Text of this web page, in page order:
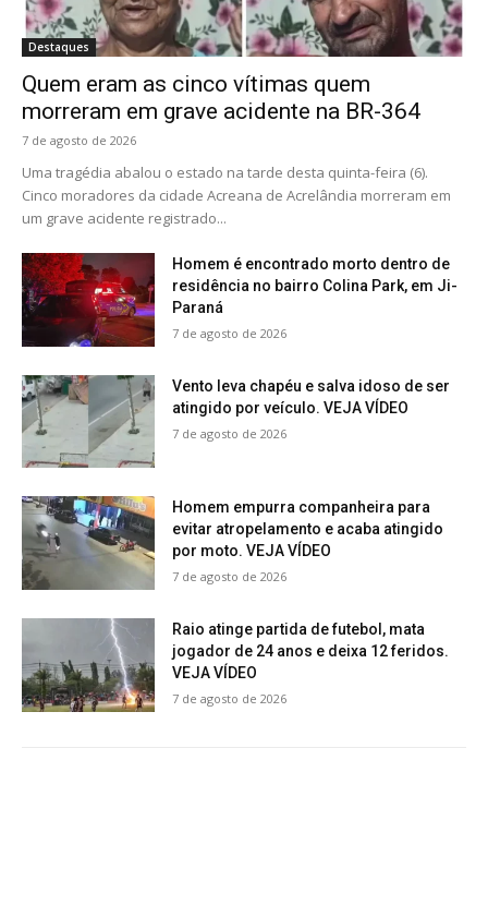
Destaques
Quem eram as cinco vítimas quem
morreram em grave acidente na BR-364
7 de agosto de 2026
Uma tragédia abalou o estado na tarde desta quinta-feira (6).
Cinco moradores da cidade Acreana de Acrelândia morreram em
um grave acidente registrado...
Homem é encontrado morto dentro de
residência no bairro Colina Park, em Ji-
Paraná
7 de agosto de 2026
Vento leva chapéu e salva idoso de ser
atingido por veículo. VEJA VÍDEO
7 de agosto de 2026
Homem empurra companheira para
evitar atropelamento e acaba atingido
por moto. VEJA VÍDEO
7 de agosto de 2026
Raio atinge partida de futebol, mata
jogador de 24 anos e deixa 12 feridos.
VEJA VÍDEO
7 de agosto de 2026